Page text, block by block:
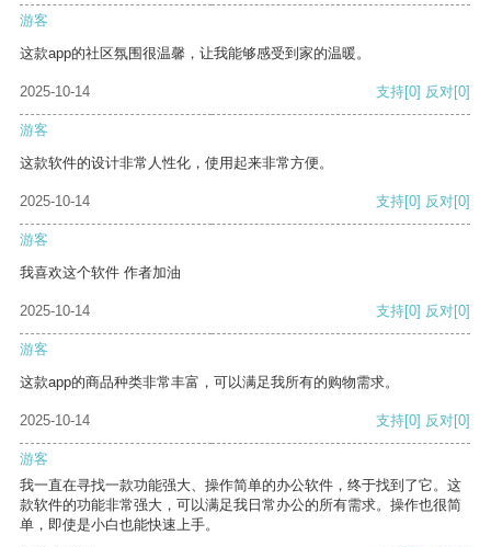
游客
这款app的社区氛围很温馨，让我能够感受到家的温暖。
2025-10-14 支持[0] 反对[0]
游客
这款软件的设计非常人性化，使用起来非常方便。
2025-10-14 支持[0] 反对[0]
游客
我喜欢这个软件 作者加油
2025-10-14 支持[0] 反对[0]
游客
这款app的商品种类非常丰富，可以满足我所有的购物需求。
2025-10-14 支持[0] 反对[0]
游客
我一直在寻找一款功能强大、操作简单的办公软件，终于找到了它。这
款软件的功能非常强大，可以满足我日常办公的所有需求。操作也很简
单，即使是小白也能快速上手。